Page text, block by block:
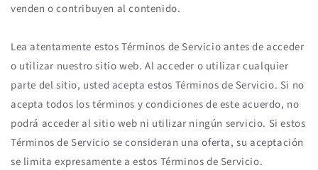
venden o contribuyen al contenido.
Lea atentamente estos Términos de Servicio antes de acceder
o utilizar nuestro sitio web. Al acceder o utilizar cualquier
parte del sitio, usted acepta estos Términos de Servicio. Si no
acepta todos los términos y condiciones de este acuerdo, no
podrá acceder al sitio web ni utilizar ningún servicio. Si estos
Términos de Servicio se consideran una oferta, su aceptación
se limita expresamente a estos Términos de Servicio.